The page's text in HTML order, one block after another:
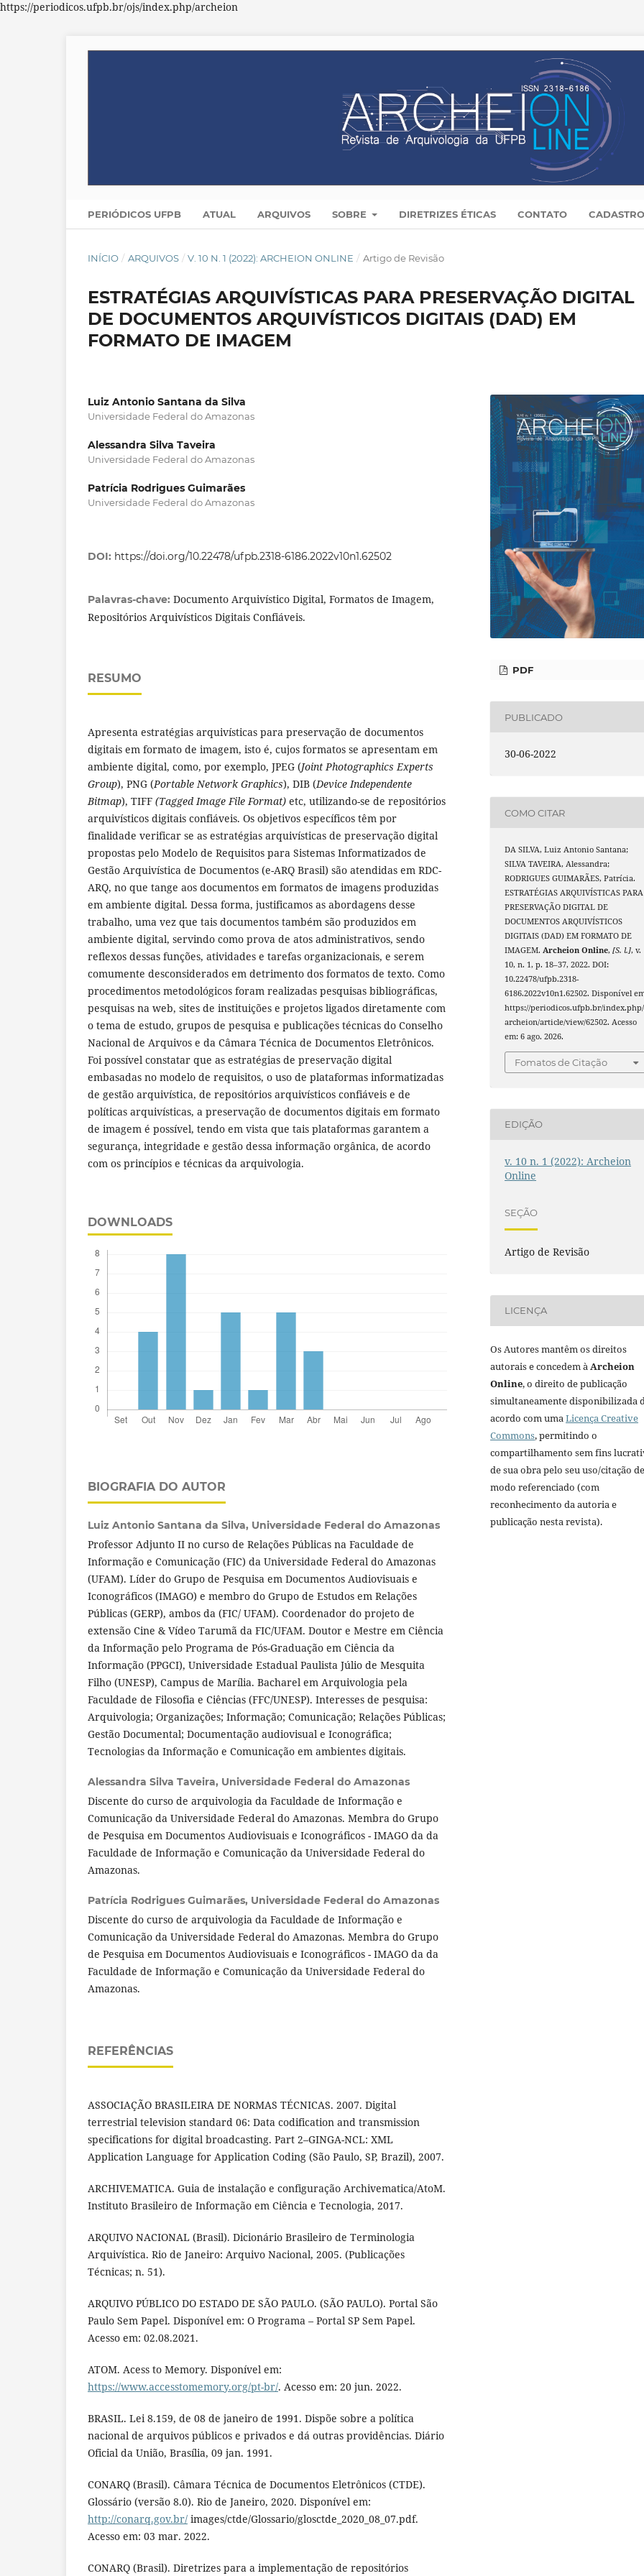
https://periodicos.ufpb.br/ojs/index.php/archeion
PERIÓDICOS UFPB ATUAL ARQUIVOS SOBRE DIRETRIZES ÉTICAS CONTATO
INÍCIO / ARQUIVOS / V. 10 N. 1 (2022): ARCHEION ONLINE / Artigo de Revisão
ESTRATÉGIAS ARQUIVÍSTICAS PARA PRESERVAÇÃO DIGITAL
DE DOCUMENTOS ARQUIVÍSTICOS DIGITAIS (DAD) EM
FORMATO DE IMAGEM
Luiz Antonio Santana da Silva
Universidade Federal do Amazonas
Alessandra Silva Taveira
Universidade Federal do Amazonas
Patrícia Rodrigues Guimarães
Universidade Federal do Amazonas
DOI: https://doi.org/10.22478/ufpb.2318-6186.2022v10n1.62502
Palavras-chave: Documento Arquivístico Digital, Formatos de Imagem,
Repositórios Arquivísticos Digitais Confiáveis.
RESUMO
Apresenta estratégias arquivísticas para preservação de documentos
digitais em formato de imagem, isto é, cujos formatos se apresentam em
ambiente digital, como, por exemplo, JPEG (Joint Photographics Experts
Group), PNG (Portable Network Graphics), DIB (Device Independente
Bitmap), TIFF (Tagged Image File Format) etc, utilizando-se de repositórios
arquivísticos digitais confiáveis. Os objetivos específicos têm por
finalidade verificar se as estratégias arquivísticas de preservação digital
propostas pelo Modelo de Requisitos para Sistemas Informatizados de
Gestão Arquivística de Documentos (e-ARQ Brasil) são atendidas em RDC-
ARQ, no que tange aos documentos em formatos de imagens produzidas
em ambiente digital. Dessa forma, justificamos as abordagens desse
trabalho, uma vez que tais documentos também são produzidos em
ambiente digital, servindo como prova de atos administrativos, sendo
reflexos dessas funções, atividades e tarefas organizacionais, e serem
comumente desconsiderados em detrimento dos formatos de texto. Como
procedimentos metodológicos foram realizadas pesquisas bibliográficas,
pesquisas na web, sites de instituições e projetos ligados diretamente com
o tema de estudo, grupos de pesquisa e publicações técnicas do Conselho
Nacional de Arquivos e da Câmara Técnica de Documentos Eletrônicos.
Foi possível constatar que as estratégias de preservação digital
embasadas no modelo de requisitos, o uso de plataformas informatizadas
de gestão arquivística, de repositórios arquivísticos confiáveis e de
políticas arquivísticas, a preservação de documentos digitais em formato
de imagem é possível, tendo em vista que tais plataformas garantem a
segurança, integridade e gestão dessa informação orgânica, de acordo
com os princípios e técnicas da arquivologia.
DOWNLOADS
BIOGRAFIA DO AUTOR
Luiz Antonio Santana da Silva, Universidade Federal do Amazonas
Professor Adjunto II no curso de Relações Públicas na Faculdade de
Informação e Comunicação (FIC) da Universidade Federal do Amazonas
(UFAM). Líder do Grupo de Pesquisa em Documentos Audiovisuais e
Iconográficos (IMAGO) e membro do Grupo de Estudos em Relações
Públicas (GERP), ambos da (FIC/ UFAM). Coordenador do projeto de
extensão Cine & Vídeo Tarumã da FIC/UFAM. Doutor e Mestre em Ciência
da Informação pelo Programa de Pós-Graduação em Ciência da
Informação (PPGCI), Universidade Estadual Paulista Júlio de Mesquita
Filho (UNESP), Campus de Marília. Bacharel em Arquivologia pela
Faculdade de Filosofia e Ciências (FFC/UNESP). Interesses de pesquisa:
Arquivologia; Organizações; Informação; Comunicação; Relações Públicas;
Gestão Documental; Documentação audiovisual e Iconográfica;
Tecnologias da Informação e Comunicação em ambientes digitais.
Alessandra Silva Taveira, Universidade Federal do Amazonas
Discente do curso de arquivologia da Faculdade de Informação e
Comunicação da Universidade Federal do Amazonas. Membra do Grupo
de Pesquisa em Documentos Audiovisuais e Iconográficos - IMAGO da da
Faculdade de Informação e Comunicação da Universidade Federal do
Amazonas.
Patrícia Rodrigues Guimarães, Universidade Federal do Amazonas
Discente do curso de arquivologia da Faculdade de Informação e
Comunicação da Universidade Federal do Amazonas. Membra do Grupo
de Pesquisa em Documentos Audiovisuais e Iconográficos - IMAGO da da
Faculdade de Informação e Comunicação da Universidade Federal do
Amazonas.
REFERÊNCIAS
ASSOCIAÇÃO BRASILEIRA DE NORMAS TÉCNICAS. 2007. Digital
terrestrial television standard 06: Data codification and transmission
specifications for digital broadcasting. Part 2–GINGA-NCL: XML
Application Language for Application Coding (São Paulo, SP, Brazil), 2007.
ARCHIVEMATICA. Guia de instalação e configuração Archivematica/AtoM.
Instituto Brasileiro de Informação em Ciência e Tecnologia, 2017.
ARQUIVO NACIONAL (Brasil). Dicionário Brasileiro de Terminologia
Arquivística. Rio de Janeiro: Arquivo Nacional, 2005. (Publicações
Técnicas; n. 51).
ARQUIVO PÚBLICO DO ESTADO DE SÃO PAULO. (SÃO PAULO). Portal São
Paulo Sem Papel. Disponível em: O Programa – Portal SP Sem Papel.
Acesso em: 02.08.2021.
ATOM. Acess to Memory. Disponível em:
https://www.accesstomemory.org/pt-br/. Acesso em: 20 jun. 2022.
BRASIL. Lei 8.159, de 08 de janeiro de 1991. Dispõe sobre a política
nacional de arquivos públicos e privados e dá outras providências. Diário
Oficial da União, Brasília, 09 jan. 1991.
CONARQ (Brasil). Câmara Técnica de Documentos Eletrônicos (CTDE).
Glossário (versão 8.0). Rio de Janeiro, 2020. Disponível em:
http://conarq.gov.br/ images/ctde/Glossario/glosctde_2020_08_07.pdf.
Acesso em: 03 mar. 2022.
CONARQ (Brasil). Diretrizes para a implementação de repositórios
PDF
PUBLICADO
30-06-2022
COMO CITAR
DA SILVA, Luiz Antonio Santana;
SILVA TAVEIRA, Alessandra;
RODRIGUES GUIMARÃES, Patrícia.
ESTRATÉGIAS ARQUIVÍSTICAS PARA
PRESERVAÇÃO DIGITAL DE
DOCUMENTOS ARQUIVÍSTICOS
DIGITAIS (DAD) EM FORMATO DE
IMAGEM.Archeion Online,[S. l.], v.
10, n. 1, p. 18–37, 2022. DOI:
10.22478/ufpb.2318-
6186.2022v10n1.62502. Disponível
https://periodicos.ufpb.br/index.php/
archeion/article/view/62502. Acesso
em: 6 ago. 2026.
Fomatos de Citação
EDIÇÃO
v. 10 n. 1 (2022): Archeion
Online
SEÇÃO
Artigo de Revisão
LICENÇA
Os Autores mantêm os direitos
autorais e concedem àArcheion
Online, o direito de publicação
simultaneamente disponibilizada
acordo com umaLicença Creative
Commons, permitindo o
compartilhamento sem fins
de sua obra pelo seu uso/citação de
modo referenciado (com
reconhecimento da autoria e
publicação nesta revista).